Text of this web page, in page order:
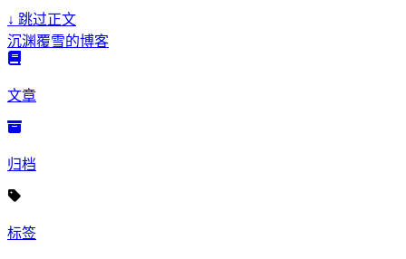
↓ 跳过正文
沉渊覆雪的博客
文章
归档
标签